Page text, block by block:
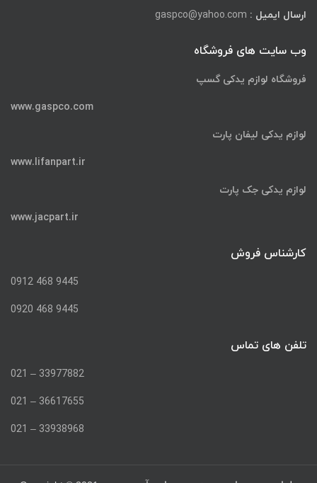
ارسال ایمیل : gaspco@yahoo.com
وب سایت های فروشگاه
فروشگاه لوازم یدکی گسپ
www.gaspco.com
لوازم یدکی لیفان پارت
www.lifanpart.ir
لوازم یدکی جک پارت
www.jacpart.ir
کارشناس فروش
9445 468 0912
9445 468 0920
تلفن های تماس
33977882 – 021
36617655 – 021
33938968 – 021